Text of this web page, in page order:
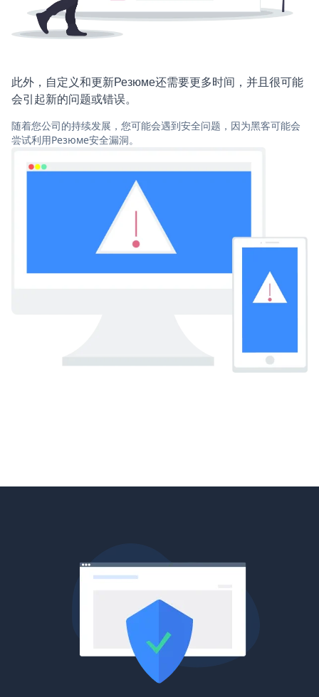
此外，自定义和更新Резюме还需要更多时间，并且很可能
会引起新的问题或错误。
随着您公司的持续发展，您可能会遇到安全问题，因为黑客可能会
尝试利用Резюме安全漏洞。